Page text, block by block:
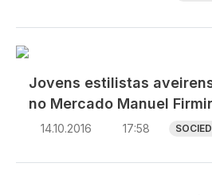
Jovens estilistas
no Mercado Manuel
14.10.2016 17:58